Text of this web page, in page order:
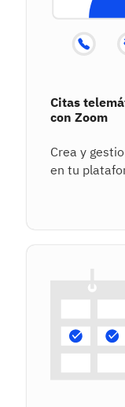
Citas
con Zoom
Crea y
en tu